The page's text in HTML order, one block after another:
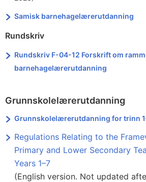
Samisk barnehagelærerutdanning
Rundskriv
Rundskriv F-04-12 Forskrift om
barnehagelærerutdanning
Grunnskolelærerutdanning
Grunnskolelærerutdanning for trinn
Regulations Relating to the
Primary and Lower Secondary
Years 1–7
(English version. Not updated